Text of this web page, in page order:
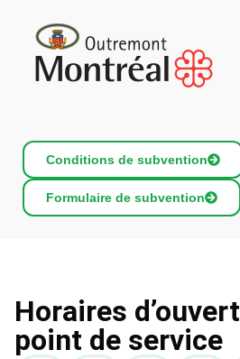
Conditions de subvention
Formulaire de subvention
Horaires
point de service